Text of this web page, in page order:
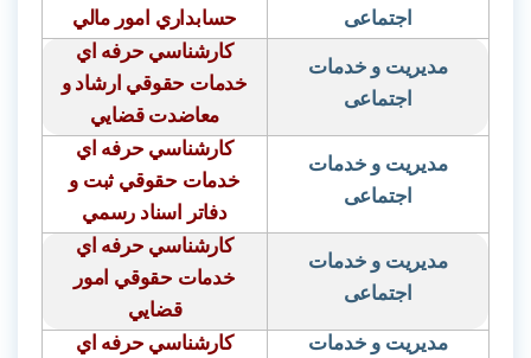
اجتماعی
حسابداري امور مالي
مدیریت و خدمات
اجتماعی
كارشناسي حرفه اي
خدمات حقوقي ارشاد و
معاضدت قضايي
مدیریت و خدمات
اجتماعی
كارشناسي حرفه اي
خدمات حقوقي ثبت و
دفاتر اسناد رسمي
مدیریت و خدمات
اجتماعی
كارشناسي حرفه اي
خدمات حقوقي امور
قضايي
مدیریت و خدمات
كارشناسي حرفه اي